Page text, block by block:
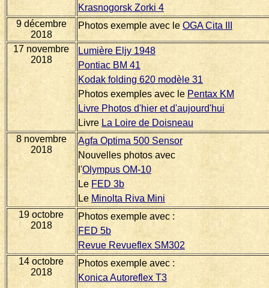
Krasnogorsk Zorki 4
9 décembre
2018
Photos exemple avec le OGA Cita III
17 novembre
2018
Lumière Eljy 1948
Pontiac BM 41
Kodak folding 620 modèle 31
Photos exemples avec le Pentax KM
Livre Photos d'hier et d'aujourd'hui
Livre La Loire de Doisneau
8 novembre
2018
Agfa Optima 500 Sensor
Nouvelles photos avec
l'Olympus OM-10
Le FED 3b
Le Minolta Riva Mini
19 octobre
2018
Photos exemple avec :
FED 5b
Revue Revueflex SM302
14 octobre
2018
Photos exemple avec :
Konica Autoreflex T3